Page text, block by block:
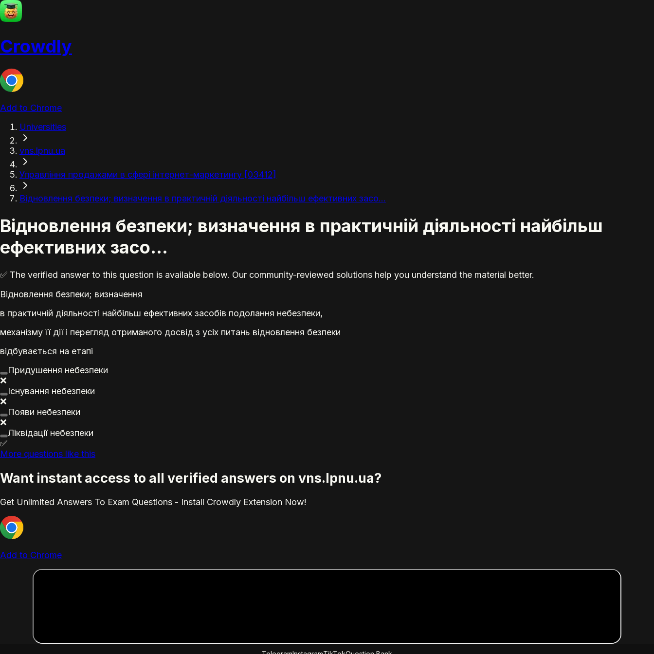
Crowdly
Add to Chrome
Universities
vns.lpnu.ua
Управління продажами в сфері інтернет-маркетингу [03412]
Відновлення безпеки; визначення в практичній діяльності найбільш ефективних засо...
Відновлення безпеки; визначення в практичній діяльності найбільш
ефективних засо...
✅ The verified answer to this question is available below. Our community-reviewed solutions help you understand the material better.
Відновлення безпеки; визначення
в практичній діяльності найбільш ефективних засобів подолання небезпеки,
механізму її дії і перегляд отриманого досвід з усіх питань відновлення безпеки
відбувається на етапі
Придушення небезпеки
❌
Існування небезпеки
❌
Появи небезпеки
❌
Ліквідації небезпеки
✅
More questions like this
Want instant access to all verified answers on vns.lpnu.ua?
Get Unlimited Answers To Exam Questions - Install Crowdly Extension Now!
Add to Chrome